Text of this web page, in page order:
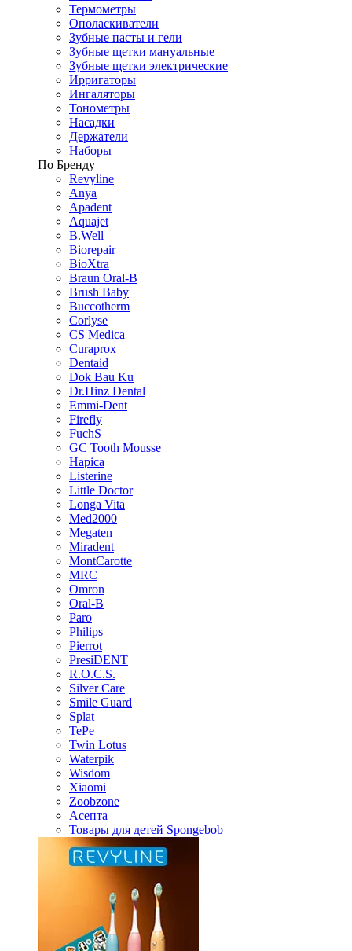
Термометры
Ополаскиватели
Зубные пасты и гели
Зубные щетки мануальные
Зубные щетки электрические
Ирригаторы
Ингаляторы
Тонометры
Насадки
Держатели
Наборы
По Бренду
Revyline
Anya
Apadent
Aquajet
B.Well
Biorepair
BioXtra
Braun Oral-B
Brush Baby
Buccotherm
Corlyse
CS Medica
Curaprox
Dentaid
Dok Bau Ku
Dr.Hinz Dental
Emmi-Dent
Firefly
FuchS
GC Tooth Mousse
Hapica
Listerine
Little Doctor
Longa Vita
Med2000
Megaten
Miradent
MontCarotte
MRC
Omron
Oral-B
Paro
Philips
Pierrot
PresiDENT
R.O.C.S.
Silver Care
Smile Guard
Splat
TePe
Twin Lotus
Waterpik
Wisdom
Xiaomi
Zoobzone
Асепта
Товары для детей Spongebob